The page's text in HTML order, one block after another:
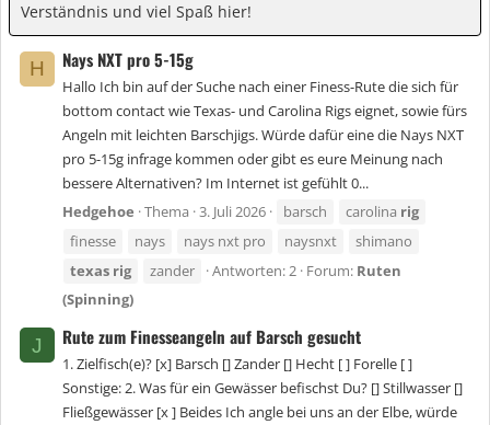
Verständnis und viel Spaß hier!
H Nays NXT pro 5-15g
Hallo Ich bin auf der Suche nach einer Finess-Rute die sich für
bottom contact wie Texas- und Carolina Rigs eignet, sowie fürs
Angeln mit leichten Barschjigs. Würde dafür eine die Nays NXT
pro 5-15g infrage kommen oder gibt es eure Meinung nach
bessere Alternativen? Im Internet ist gefühlt 0...
Hedgehoe Thema 3. Juli 2026 barsch carolina rig
finesse
nays nays nxt pro naysnxt
shimano
texas rig zander Antworten: 2 Forum: Ruten
(Spinning)
J Rute zum Finesseangeln auf Barsch gesucht
1. Zielfisch(e)? [x] Barsch [] Zander [] Hecht [ ] Forelle [ ]
Sonstige: 2. Was für ein Gewässer befischst Du? [] Stillwasser []
Fließgewässer [x ] Beides Ich angle bei uns an der Elbe, würde